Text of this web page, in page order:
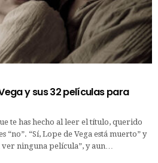
y sus 32 películas para
te has hecho al leer el título, querido
“no”. “Sí, Lope de Vega está muerto” y
ver ninguna película”, y aun…